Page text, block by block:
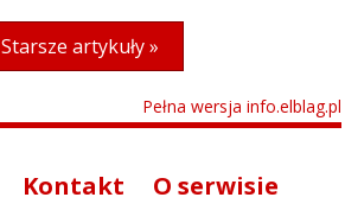
Starsze artykuły »
Pełna wersja info.elblag.pl
Kontakt O serwisie